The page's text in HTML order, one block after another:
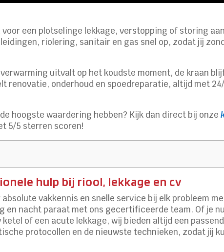
een plotselinge lekkage, verstopping of storing
riolering, sanitair en gas snel op, zodat jij
uitvalt op het koudste moment, de kraan
renovatie, onderhoud en spoedreparatie, altijd met
hoogste waardering hebben? Kijk dan direct bij onze
5/5 sterren scoren!
hulp bij riool, lekkage en cv
vakkennis en snelle service bij elk probleem
en nacht paraat met ons gecertificeerde team. Of je
of een acute lekkage, wij bieden altijd een
protocollen en de nieuwste technieken, zodat jij